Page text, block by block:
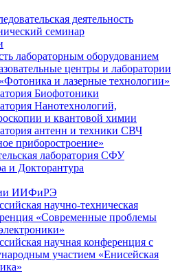
деятельность
семинар
лабораторным оборудованием
центры и лаборатории
и лазерные технологии»
Биофотоники
Нанотехнологий,
и квантовой химии
антенн и техники СВЧ
приборостроение»
лаборатория СФУ
и Докторантура
ИИФиРЭ
научно-техническая
«Современные проблемы
научная конференция с
участием «Енисейская